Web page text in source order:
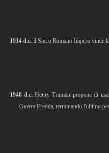
1914 d.c. il Sacro Romano Impero vince
1948 d.c.Henry Truman propone di
Guerra Fredda, terminando l'ultimo